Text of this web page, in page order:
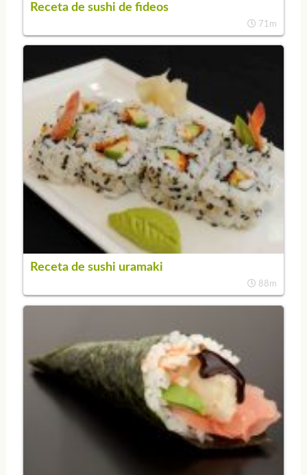
Receta de sushi de fideos
71m
Receta de sushi uramaki
88m